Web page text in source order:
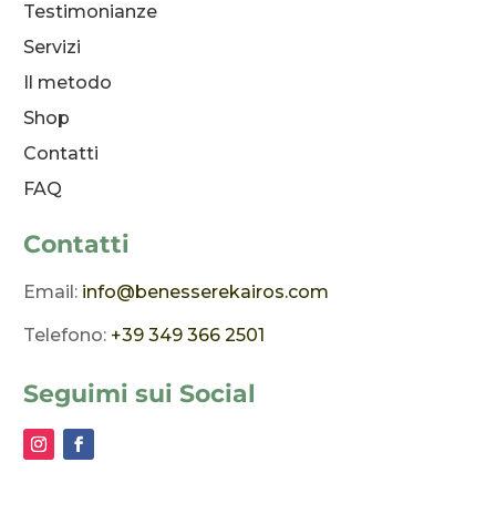
Testimonianze
Servizi
Il metodo
Shop
Contatti
FAQ
Contatti
Email: info@benesserekairos.com
Telefono: +39 349 366 2501
Seguimi sui Social